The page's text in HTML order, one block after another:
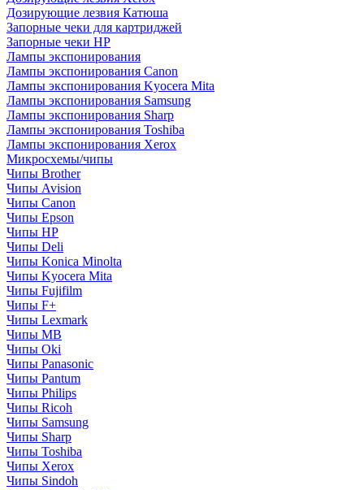
Дозирующие лезвия Катюша
Запорные чеки для картриджей
Запорные чеки HP
Лампы экспонирования
Лампы экспонирования Canon
Лампы экспонирования Kyocera Mita
Лампы экспонирования Samsung
Лампы экспонирования Sharp
Лампы экспонирования Toshiba
Лампы экспонирования Xerox
Микросхемы/чипы
Чипы Brother
Чипы Avision
Чипы Canon
Чипы Epson
Чипы HP
Чипы Deli
Чипы Konica Minolta
Чипы Kyocera Mita
Чипы Fujifilm
Чипы F+
Чипы Lexmark
Чипы MB
Чипы Oki
Чипы Panasonic
Чипы Pantum
Чипы Philips
Чипы Ricoh
Чипы Samsung
Чипы Sharp
Чипы Toshiba
Чипы Xerox
Чипы Sindoh